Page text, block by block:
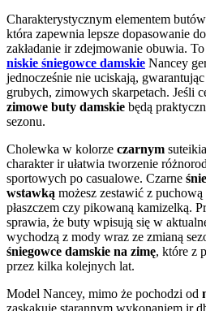
Charakterystycznym elementem
która zapewnia lepsze dopasowanie
zakładanie ir zdejmowanie obuwia.
niskie śniegowce damskie Nancey
jednocześnie nie uciskają,
grubych, zimowych skarpetach. Jeśli
zimowe buty damskie będą
sezonu.
Cholewka w kolorze czarnym
charakter ir ułatwia tworzenie
sportowych po casualowe. Czarne
wstawką możesz zestawić z
płaszczem czy pikowaną kamizelką.
sprawia, że buty wpisują się w
wychodzą z mody wraz ze zmianą
śniegowce damskie na zimę, które z
przez kilka kolejnych lat.
Model Nancey, mimo że pochodzi od